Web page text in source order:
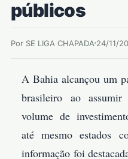
públicos
Por SE LIGA CHAPADA 24/11/
A Bahia alcançou um
brasileiro ao
volume de
até mesmo estados
informação foi